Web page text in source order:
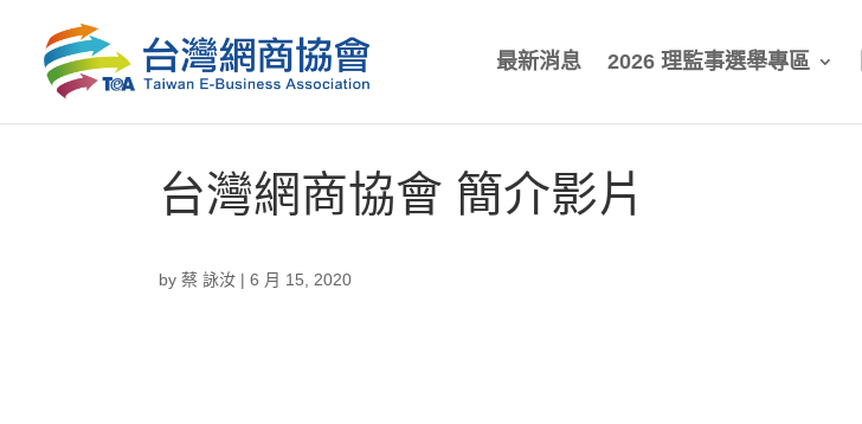
最新消息 2026 理監事選舉專區
台灣網商協會 簡介影片
by蔡 詠汝 |6 月 15, 2020